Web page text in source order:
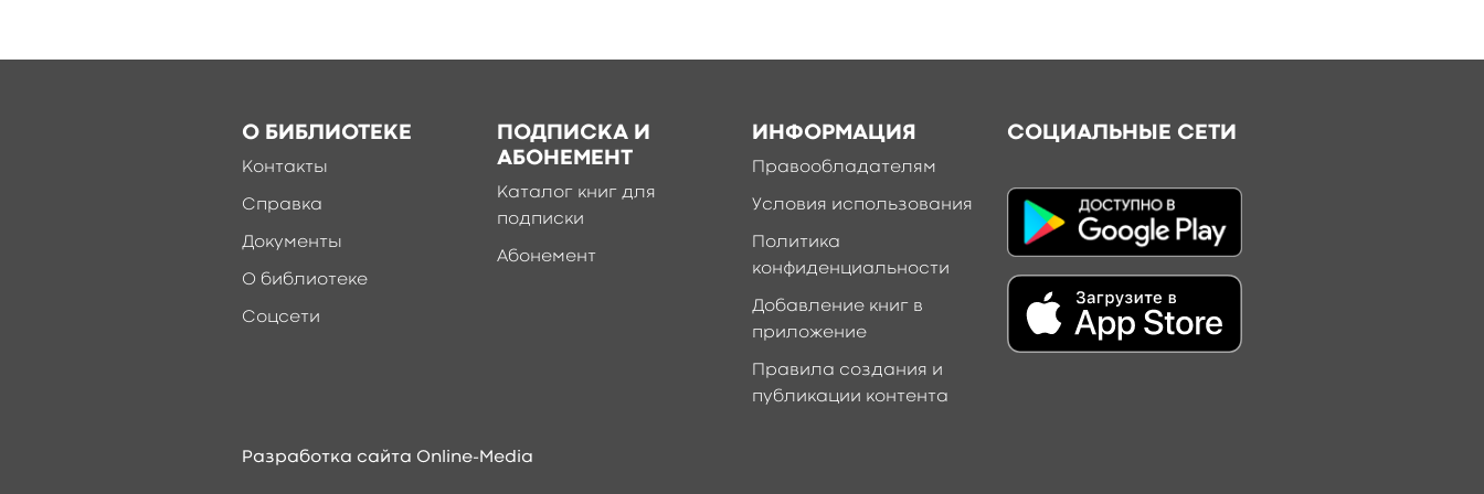
О БИБЛИОТЕКЕ
Контакты
Справка
Документы
О библиотеке
Соцсети
ПОДПИСКА И
АБОНЕМЕНТ
Каталог книг для
подписки
Абонемент
ИНФОРМАЦИЯ
Правообладателям
Условия использования
Политика
конфиденциальности
Добавление книг в
приложение
Правила создания и
публикации контента
СОЦИАЛЬНЫЕ СЕТИ
Разработка сайта Online-Media